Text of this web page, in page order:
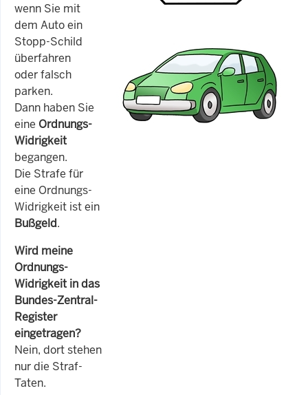
wenn Sie mit
dem Auto ein
Stopp-Schild
überfahren
oder falsch
parken.
Dann haben Sie
eine Ordnungs-
Widrigkeit
begangen.
Die Strafe für
eine Ordnungs-
Widrigkeit ist ein
Bußgeld.
Wird meine
Ordnungs-
Widrigkeit in das
Bundes-Zentral-
Register
eingetragen?
Nein, dort stehen
nur die Straf-
Taten.